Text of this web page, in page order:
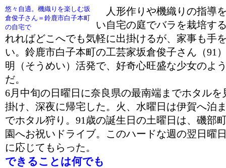
悠々自適。機織りを楽しむ坂
倉俊子さん＝鈴鹿市白子本町
の自宅で
人形作りや機織りの指導
い自宅の庭でバラを栽培す
れればどこへでも気軽に出掛けるが、家事も手
い。鈴鹿市白子本町の工芸家坂倉俊子さん（91
明（そうめい）活発で、好奇心旺盛な少女のよ
だ。
6月中旬の日曜日に奈良県の最南端までホタルを
掛け、深夜に帰宅した。火、水曜日は伊賀へ泊
でホタル狩り。91歳の誕生日の土曜日は、磯部
園へお祝いドライブ。このハードな週の翌日曜
に応じてもらった。
できることは何でも